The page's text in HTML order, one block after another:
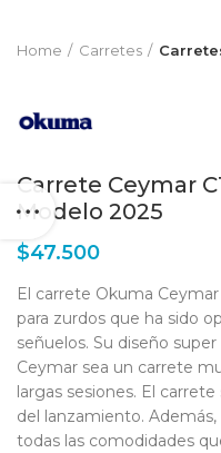
Home Carretes
Carrete Ceymar
Modelo 2025
$47.500
El carrete Okuma
para zurdos que ha sido
señuelos. Su diseño
Ceymar sea un carrete
largas sesiones. El
del lanzamiento.
todas las comodidades